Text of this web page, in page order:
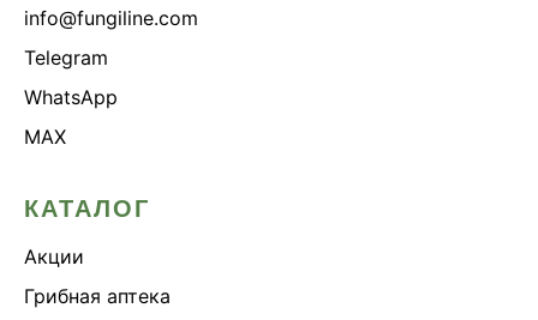
info@fungiline.com
Telegram
WhatsApp
MAX
КАТАЛОГ
Акции
Грибная аптека